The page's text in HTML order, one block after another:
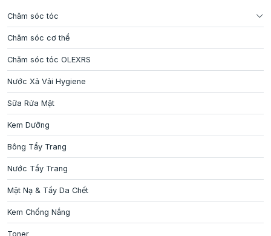
Chăm sóc tóc
Chăm sóc cơ thể
Chăm sóc tóc OLEXRS
Nước Xả Vải Hygiene
Sữa Rửa Mặt
Kem Dưỡng
Bông Tẩy Trang
Nước Tẩy Trang
Mặt Nạ & Tẩy Da Chết
Kem Chống Nắng
Toner